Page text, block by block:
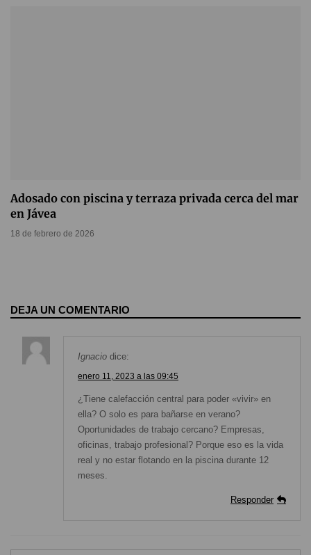
Adosado con piscina y terraza privada cerca del mar
en Jávea
18 de febrero de 2026
DEJA UN COMENTARIO
Ignacio dice:
enero 11, 2023 a las 09:45
¿Tiene calefacción central para poder «vivir» en
ella? O solo es para bañarse en verano?
Oportunidades de trabajo cercano? Empresas,
oficinas, trabajo profesional? Porque eso es la vida
real y no estar flotando en la piscina durante 12
meses.
Responder